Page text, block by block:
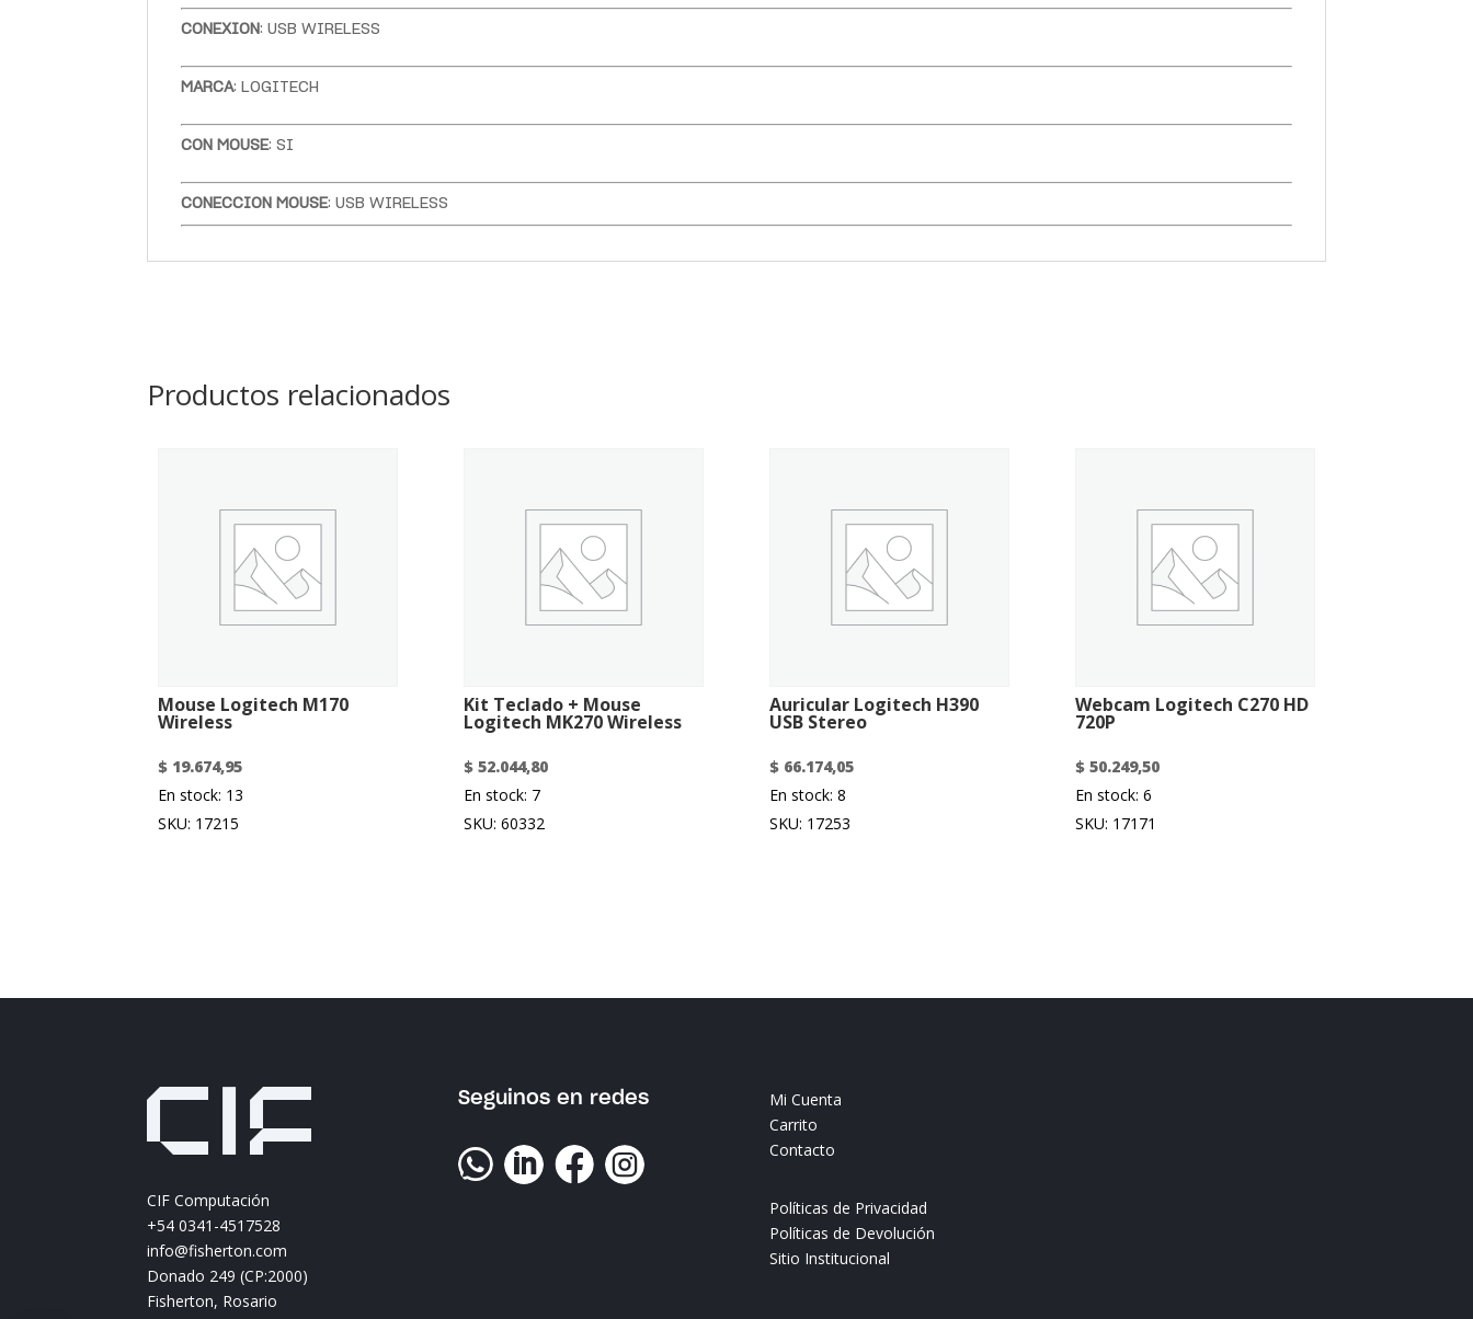
CONEXION: USB WIRELESS
MARCA: LOGITECH
CON MOUSE: SI
CONECCION MOUSE: USB WIRELESS
Productos relacionados
Mouse Logitech M170
Wireless
$ 19.674,95
En stock: 13
SKU: 17215
Kit Teclado + Mouse
Logitech MK270 Wireless
$ 52.044,80
En stock: 7
SKU: 60332
Auricular Logitech H390
USB Stereo
$ 66.174,05
En stock: 8
SKU: 17253
Webcam Logitech C270 HD
720P
$ 50.249,50
En stock: 6
SKU: 17171
CIF Computación
+54 0341-4517528
info@fisherton.com
Donado 249 (CP:2000)
Fisherton, Rosario
Seguinos en redes
   
Mi Cuenta
Carrito
Contacto
Políticas de Privacidad
Políticas de Devolución
Sitio Institucional